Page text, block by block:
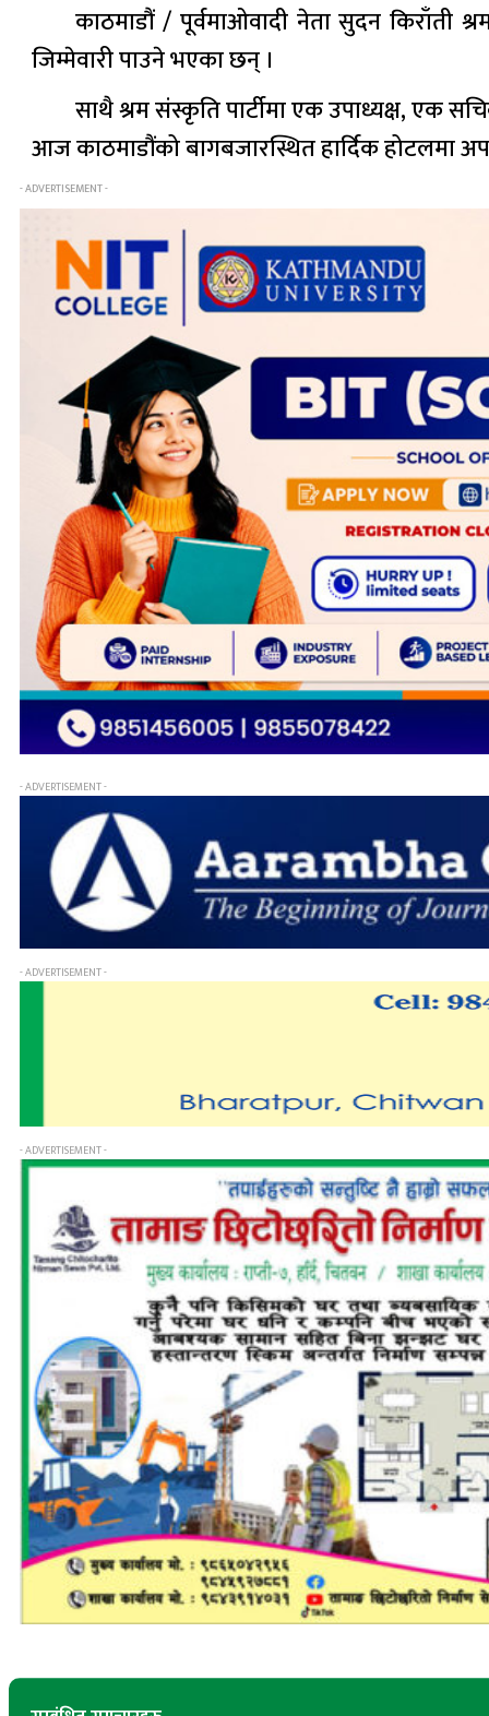
काठमाडौं / पूर्वमाओवादी नेता सुदन किराँती
जिम्मेवारी पाउने भएका छन् ।
साथै श्रम संस्कृति पार्टीमा एक उपाध्यक्ष, एक
आज काठमाडौंको बागबजारस्थित हार्दिक होटलमा
- ADVERTISEMENT -
- ADVERTISEMENT -
- ADVERTISEMENT -
- ADVERTISEMENT -